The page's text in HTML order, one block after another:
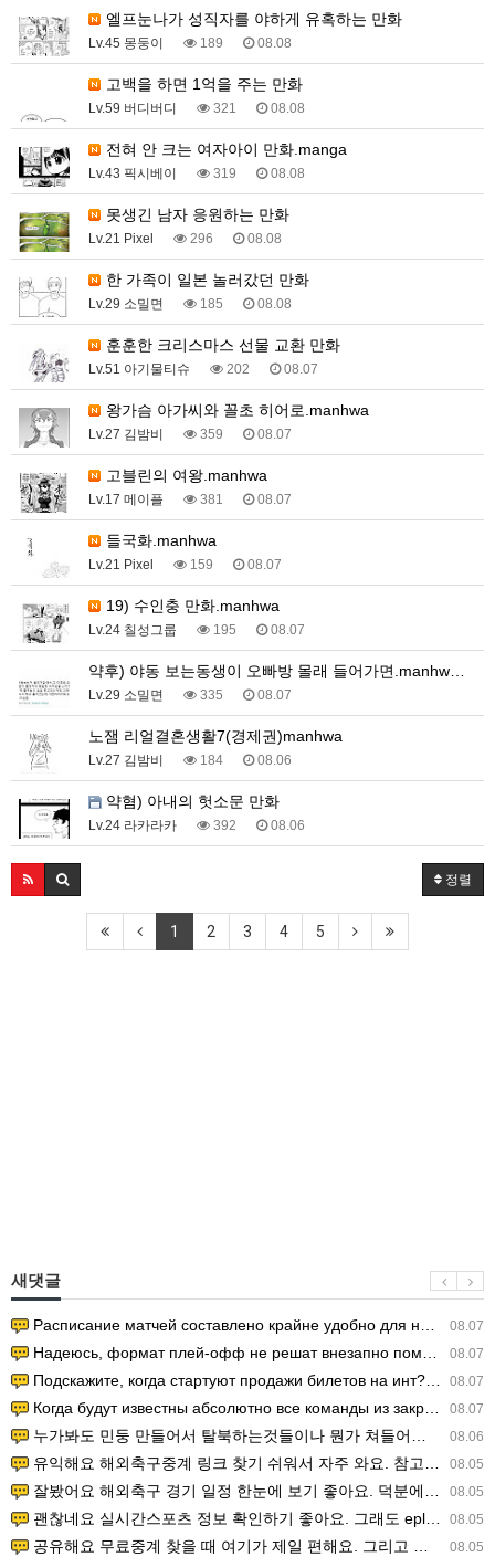
엘프눈나가 성직자를 야하게 유혹하는 만화
Lv.45 몽둥이 189 08.08
고백을 하면 1억을 주는 만화
Lv.59 버디버디 321 08.08
전혀 안 크는 여자아이 만화.manga
Lv.43 픽시베이 319 08.08
못생긴 남자 응원하는 만화
Lv.21 Pixel 296 08.08
한 가족이 일본 놀러갔던 만화
Lv.29 소밀면 185 08.08
훈훈한 크리스마스 선물 교환 만화
Lv.51 아기물티슈 202 08.07
왕가슴 아가씨와 꼴초 히어로.manhwa
Lv.27 김밤비 359 08.07
고블린의 여왕.manhwa
Lv.17 메이플 381 08.07
들국화.manhwa
Lv.21 Pixel 159 08.07
19) 수인충 만화.manhwa
Lv.24 칠성그룹 195 08.07
약후) 야동 보는동생이 오빠방 몰래 들어가면.manhw…
Lv.29 소밀면 335 08.07
노잼 리얼결혼생활7(경제권)manhwa
Lv.27 김밤비 184 08.06
약혐) 아내의 헛소문 만화
Lv.24 라카라카 392 08.06
정렬
1 2 3 4 5
새댓글
08.07
Расписание матчей составлено крайне удобно для нашего часово…
08.07
Надеюсь, формат плей-офф не решат внезапно поменять. https:/…
08.07
Подскажите, когда стартуют продажи билетов на инт? https://g…
08.07
Когда будут известны абсолютно все команды из закрытых квали…
08.06
누가봐도 민둥 만들어서 탈북하는것들이나 뭔가 쳐들어오는 낌새를 미리 알아차리기 위함이지 저걸 전쟁준비라고 하…
08.05
유익해요 해외축구중계 링크 찾기 쉬워서 자주 와요. 참고로 무료스포츠중계 정보 확인할 때 출처 꼭 체크해요.…
08.05
잘봤어요 해외축구 경기 일정 한눈에 보기 좋아요. 덕분에 epl중계 볼 때 공식 중계 채널 먼저 찾아봐요. …
08.05
괜찮네요 실시간스포츠 정보 확인하기 좋아요. 그래도 epl중계 볼 때 공식 중계 채널 먼저 찾아봐요. 북마크…
08.05
공유해요 무료중계 찾을 때 여기가 제일 편해요. 그리고 무료스포츠중계 정보 확인할 때 출처 꼭 체크해요. 앞…